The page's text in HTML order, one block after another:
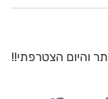
והיום הצטרפתי!!